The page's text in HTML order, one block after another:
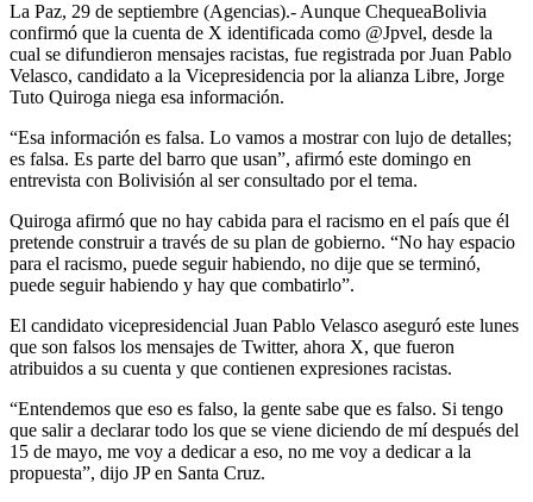
La Paz, 29 de septiembre (Agencias).- Aunque ChequeaBolivia
confirmó que la cuenta de X identificada como @Jpvel, desde la
cual se difundieron mensajes racistas, fue registrada por Juan Pablo
Velasco, candidato a la Vicepresidencia por la alianza Libre, Jorge
Tuto Quiroga niega esa información.
“Esa información es falsa. Lo vamos a mostrar con lujo de detalles;
es falsa. Es parte del barro que usan”, afirmó este domingo en
entrevista con Bolivisión al ser consultado por el tema.
Quiroga afirmó que no hay cabida para el racismo en el país que él
pretende construir a través de su plan de gobierno. “No hay espacio
para el racismo, puede seguir habiendo, no dije que se terminó,
puede seguir habiendo y hay que combatirlo”.
El candidato vicepresidencial Juan Pablo Velasco aseguró este lunes
que son falsos los mensajes de Twitter, ahora X, que fueron
atribuidos a su cuenta y que contienen expresiones racistas.
“Entendemos que eso es falso, la gente sabe que es falso. Si tengo
que salir a declarar todo los que se viene diciendo de mí después del
15 de mayo, me voy a dedicar a eso, no me voy a dedicar a la
propuesta”, dijo JP en Santa Cruz.